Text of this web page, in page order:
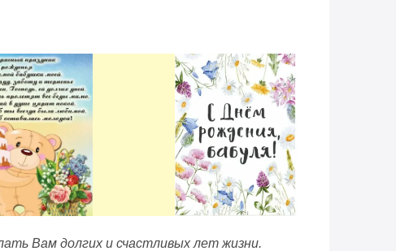
Вам долгих и счастливых лет жизни.